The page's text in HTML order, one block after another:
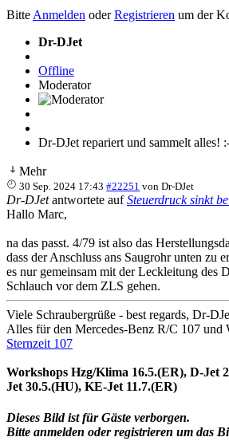
Bitte Anmelden oderRegistrieren um der
Dr-DJet
Offline
Moderator
Dr-DJet repariert und sammelt alles!
Mehr
30 Sep. 2024 17:43 #22251 vonDr-DJet
Dr-DJetantwortete aufSteuerdruck sinkt
Hallo Marc,
na das passt. 4/79 ist also das
dass der Anschluss ans Saugrohr unten zu
es nur gemeinsam mit der Leckleitung des
Schlauch vor dem ZLS gehen.
Viele Schraubergrüße - best regards, Dr-
Alles für den Mercedes-Benz R/C 107 und
Sternzeit 107
Workshops Hzg/Klima 16.5.(ER), D-Jet
Jet 30.5.(HU), KE-Jet 11.7.(ER)
Dieses Bild ist für Gäste verborgen.
Bitte anmelden oder registrieren um das